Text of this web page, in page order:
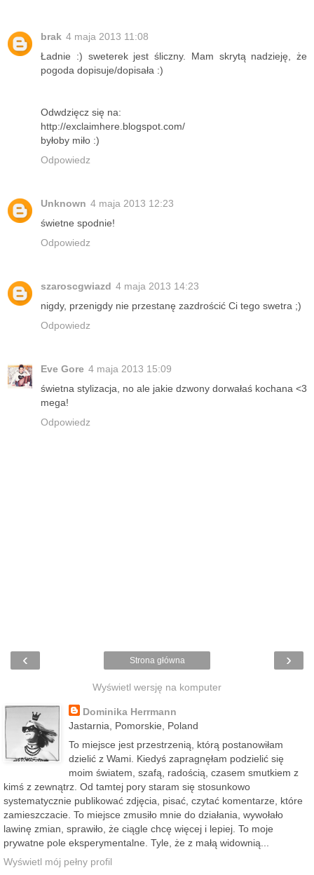
brak 4 maja 2013 11:08
Ładnie :) sweterek jest śliczny. Mam skrytą nadzieję, że
pogoda dopisuje/dopisała :)
Odwdzięcz się na:
http://exclaimhere.blogspot.com/
byłoby miło :)
Odpowiedz
Unknown 4 maja 2013 12:23
świetne spodnie!
Odpowiedz
szaroscgwiazd 4 maja 2013 14:23
nigdy, przenigdy nie przestanę zazdrościć Ci tego swetra ;)
Odpowiedz
Eve Gore 4 maja 2013 15:09
świetna stylizacja, no ale jakie dzwony dorwałaś kochana <3
mega!
Odpowiedz
‹ ›
Strona główna
Wyświetl wersję na komputer
Dominika Herrmann
Jastarnia, Pomorskie, Poland
To miejsce jest przestrzenią, którą postanowiłam
dzielić z Wami. Kiedyś zapragnęłam podzielić się
moim światem, szafą, radością, czasem smutkiem z
kimś z zewnątrz. Od tamtej pory staram się stosunkowo
systematycznie publikować zdjęcia, pisać, czytać komentarze, które
zamieszczacie. To miejsce zmusiło mnie do działania, wywołało
lawinę zmian, sprawiło, że ciągle chcę więcej i lepiej. To moje
prywatne pole eksperymentalne. Tyle, że z małą widownią...
Wyświetl mój pełny profil